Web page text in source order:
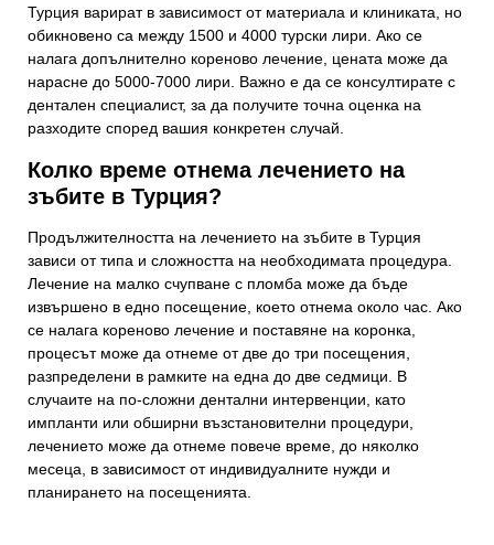
Турция варират в зависимост от материала и клиниката, но
обикновено са между 1500 и 4000 турски лири. Ако се
налага допълнително кореново лечение, цената може да
нарасне до 5000-7000 лири. Важно е да се консултирате с
дентален специалист, за да получите точна оценка на
разходите според вашия конкретен случай.
Колко време отнема лечението на
зъбите в Турция?
Продължителността на лечението на зъбите в Турция
зависи от типа и сложността на необходимата процедура.
Лечение на малко счупване с пломба може да бъде
извършено в едно посещение, което отнема около час. Ако
се налага кореново лечение и поставяне на коронка,
процесът може да отнеме от две до три посещения,
разпределени в рамките на една до две седмици. В
случаите на по-сложни дентални интервенции, като
импланти или обширни възстановителни процедури,
лечението може да отнеме повече време, до няколко
месеца, в зависимост от индивидуалните нужди и
планирането на посещенията.